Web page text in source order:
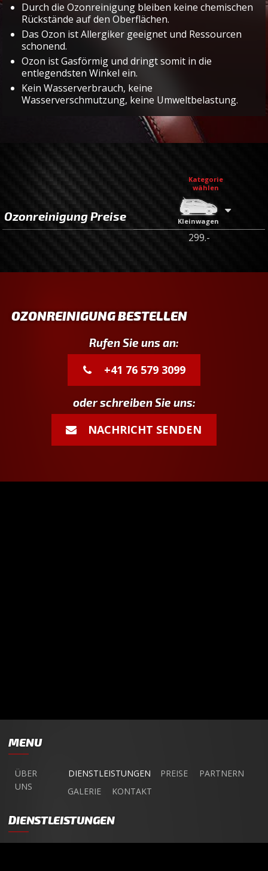
Durch die Ozonreinigung bleiben keine chemischen
Rückstände auf den Oberflächen.
Das Ozon ist Allergiker geeignet und Ressourcen
schonend.
Ozon ist Gasförmig und dringt somit in die
entlegendsten Winkel ein.
Kein Wasserverbrauch, keine
Wasserverschmutzung, keine Umweltbelastung.
Ozonreinigung Preise
Kategorie
wählen
Kleinwagen
299.-
OZONREINIGUNG BESTELLEN
Rufen Sie uns an:
+41 76 579 3099
oder schreiben Sie uns:
NACHRICHT SENDEN
MENU
ÜBER
UNS
DIENSTLEISTUNGEN PREISE
PARTNERN
GALERIE
KONTAKT
DIENSTLEISTUNGEN